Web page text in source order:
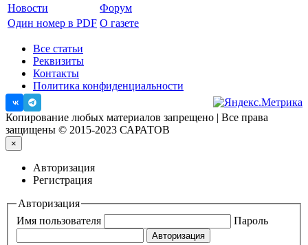
Новости
Форум
Один номер в PDF О газете
Все статьи
Реквизиты
Контакты
Политика конфиденциальности
Копирование любых материалов запрещено | Все права
защищены © 2015-2023 САРАТОВ
×
Авторизация
Регистрация
Авторизация
Имя пользователя
Пароль